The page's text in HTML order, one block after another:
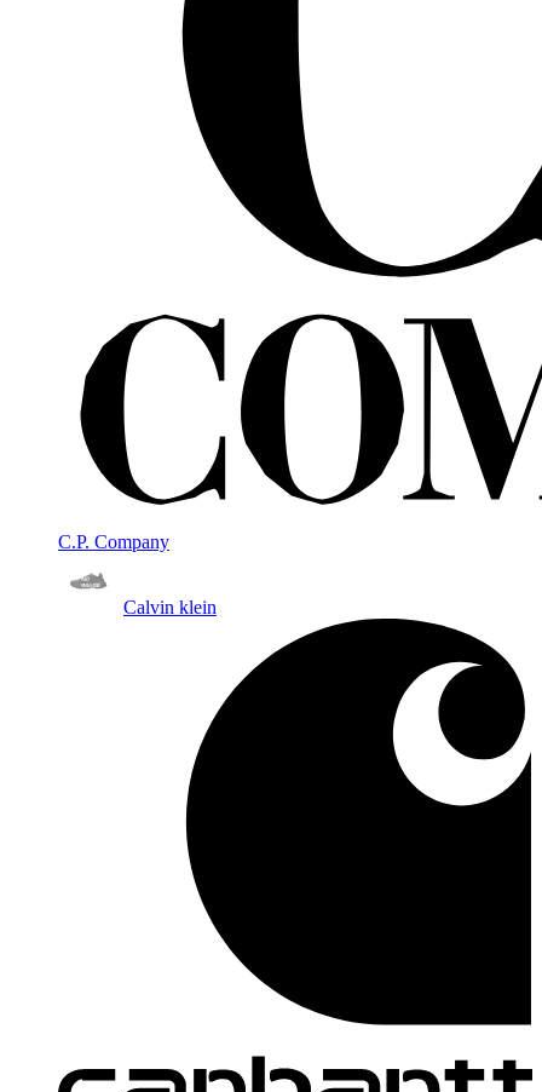
C.P. Company
Calvin klein